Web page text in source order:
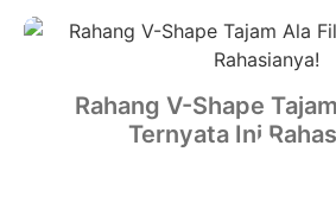
Rahang V-Shape
Ternyata Ini